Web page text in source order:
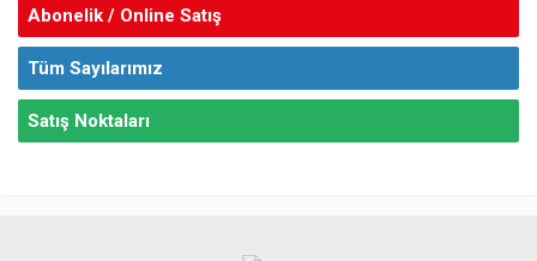
Abonelik / Online Satış
Tüm Sayılarımız
Satış Noktaları